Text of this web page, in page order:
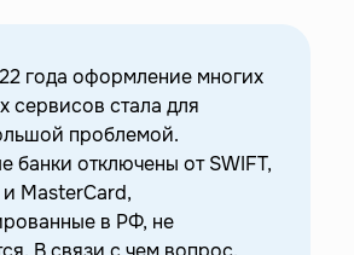
году?
доступом
доступом
и использовать
сервисы из России?
оплаты сервисов
года оформление многих
сервисов стала для
проблемой.
банки отключены от SWIFT,
и MasterCard,
в РФ, не